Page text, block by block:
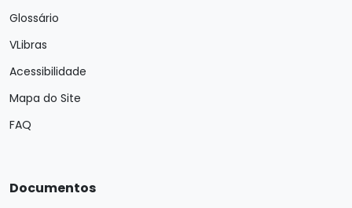
Glossário
VLibras
Acessibilidade
Mapa do Site
FAQ
Documentos